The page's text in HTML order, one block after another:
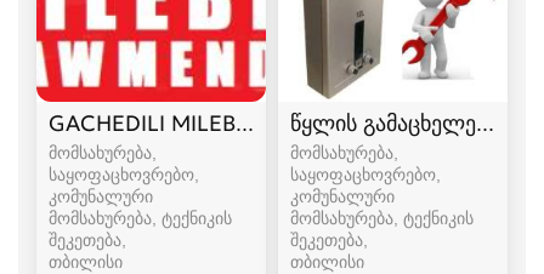
GACHEDILI MILEBIS GAWMENDA 595 29 70 99
მომსახურება,
საყოფაცხოვრებო,
კომუნალური
მომსახურება, ტექნიკის
შეკეთება
თბილისი
წყლის გამაცხელებელი
მომსახურება,
საყოფაცხოვრებო,
კომუნალური
მომსახურება, ტექნიკის
შეკეთება
თბილისი